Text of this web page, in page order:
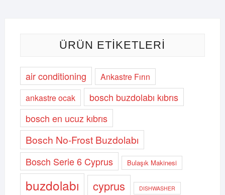
ÜRÜN ETIKETLERI
air conditioning
Ankastre Fırın
ankastre ocak
bosch buzdolabı kıbrıs
bosch en ucuz kıbrıs
Bosch No-Frost Buzdolabı
Bosch Serie 6 Cyprus Bulaşık Makinesi
buzdolabı cyprus DISHWASHER